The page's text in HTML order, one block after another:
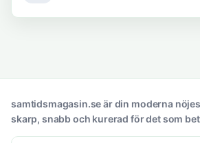
samtidsmagasin.se är din moderna
skarp, snabb och kurerad för det som